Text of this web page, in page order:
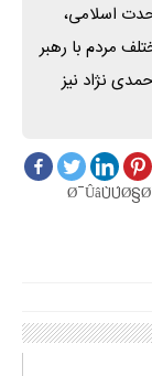
اسلامی،
مردم با رهبر
نژاد نیز